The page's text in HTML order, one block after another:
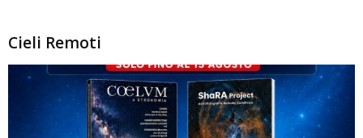
Cieli Remoti